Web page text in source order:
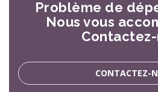
Problème de
Nous vous
CONTACTEZ-